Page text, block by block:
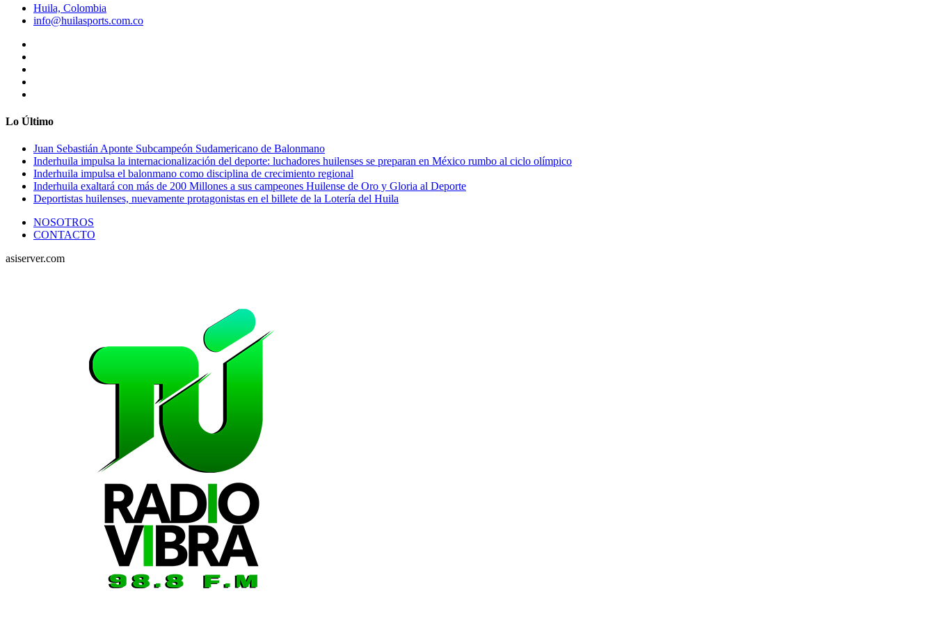
Huila, Colombia
info@huilasports.com.co
Lo Último
Juan Sebastián Aponte Subcampeón Sudamericano de Balonmano
Inderhuila impulsa la internacionalización del deporte: luchadores huilenses se preparan en México rumbo al ciclo olímpico
Inderhuila impulsa el balonmano como disciplina de crecimiento regional
Inderhuila exaltará con más de 200 Millones a sus campeones Huilense de Oro y Gloria al Deporte
Deportistas huilenses, nuevamente protagonistas en el billete de la Lotería del Huila
NOSOTROS
CONTACTO
asiserver.com